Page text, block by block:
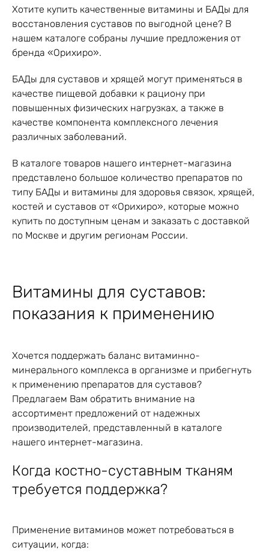
Хотите купить качественные витамины и БАДы для
восстановления суставов по выгодной цене? В
нашем каталоге собраны лучшие предложения от
бренда «Орихиро».
БАДы для суставов и хрящей могут применяться в
качестве пищевой добавки к рациону при
повышенных физических нагрузках, а также в
качестве компонента комплексного лечения
различных заболеваний.
В каталоге товаров нашего интернет-магазина
представлено большое количество препаратов по
типу БАДы и витамины для здоровья связок, хрящей,
костей и суставов от «Орихиро», которые можно
купить по доступным ценам и заказать с доставкой
по Москве и другим регионам России.
Витамины для суставов:
показания к применению
Хочется поддержать баланс витаминно-
минерального комплекса в организме и прибегнуть
к применению препаратов для суставов?
Предлагаем Вам обратить внимание на
ассортимент предложений от надежных
производителей, представленный в каталоге
нашего интернет-магазина.
Когда костно-суставным тканям
требуется поддержка?
Применение витаминов может потребоваться в
ситуации, когда: